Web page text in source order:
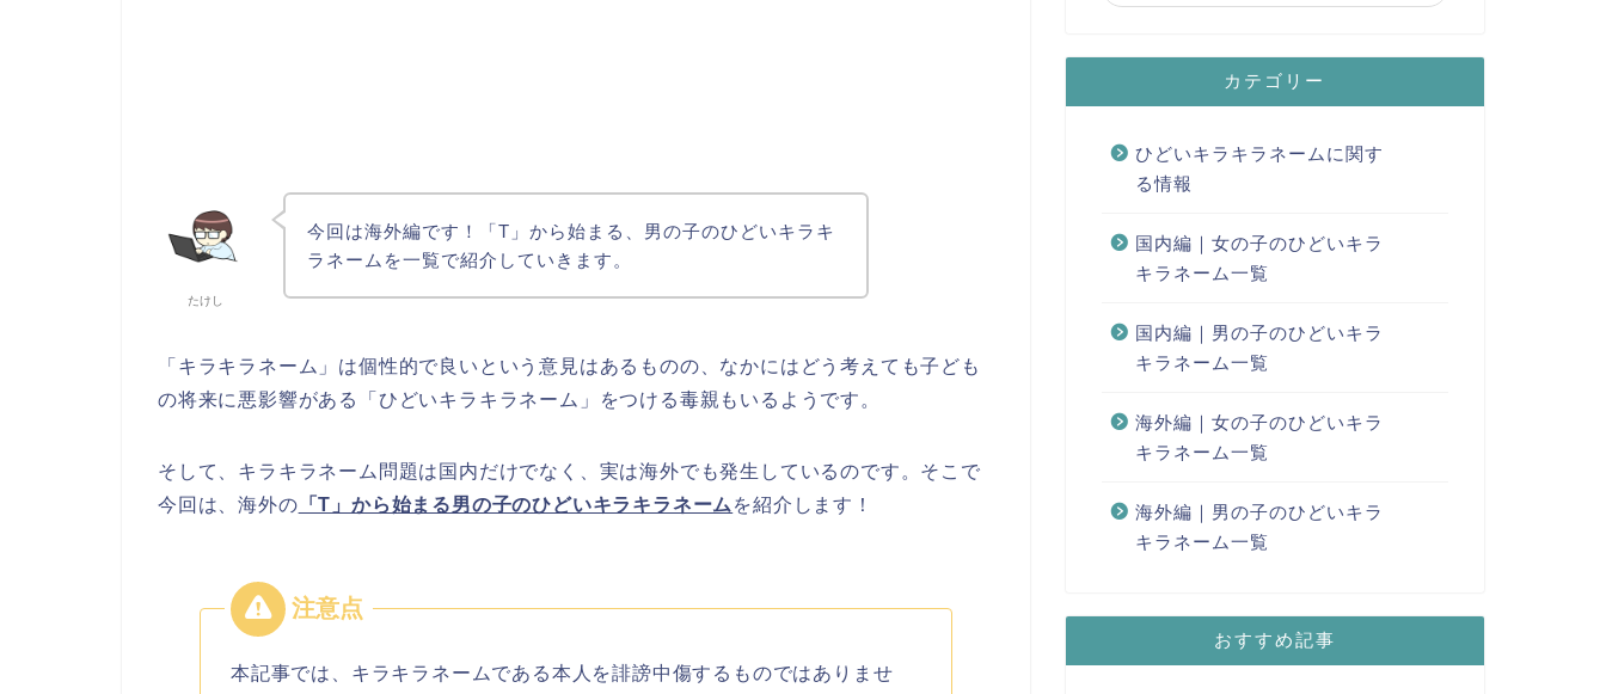
たけし
今回は海外編です！「T」から始まる、男の子のひどいキラキ
ラネームを一覧で紹介していきます。
「キラキラネーム」は個性的で良いという意見はあるものの、なかにはどう考えても子ども
の将来に悪影響がある「ひどいキラキラネーム」をつける毒親もいるようです。
そして、キラキラネーム問題は国内だけでなく、実は海外でも発生しているのです。そこで
今回は、海外の 「T」から始まる男の子のひどいキラキラネーム を紹介します！
本記事では、キラキラネームである本人を誹謗中傷するものではありませ
カテゴリー
ひどいキラキラネームに関す
る情報
国内編｜女の子のひどいキラ
キラネーム一覧
国内編｜男の子のひどいキラ
キラネーム一覧
海外編｜女の子のひどいキラ
キラネーム一覧
海外編｜男の子のひどいキラ
キラネーム一覧
おすすめ記事